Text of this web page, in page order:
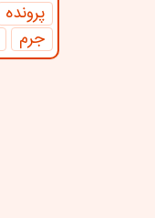
پرونده
جرم